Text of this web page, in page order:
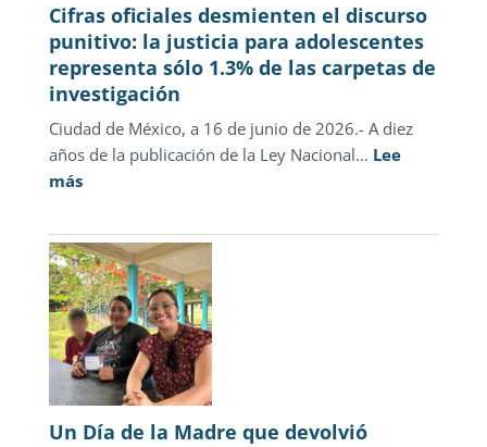
Cifras oficiales desmienten el discurso
punitivo: la justicia para adolescentes
representa sólo 1.3% de las carpetas de
investigación
Ciudad de México, a 16 de junio de 2026.- A diez
años de la publicación de la Ley Nacional... Lee
más:
oficiales
desmienten
el
discurso
punitivo:
la
justicia
adolescentes
Un Día de la Madre que devolvió